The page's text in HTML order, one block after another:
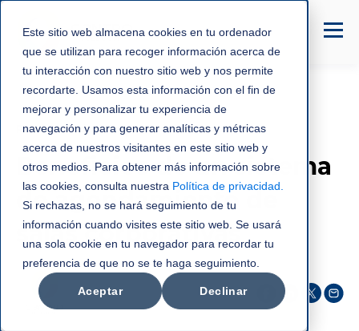
Este sitio web almacena cookies en tu ordenador
que se utilizan para recoger información acerca de
tu interacción con nuestro sitio web y nos permite
recordarte. Usamos esta información con el fin de
mejorar y personalizar tu experiencia de
navegación y para generar analíticas y métricas
acerca de nuestros visitantes en este sitio web y
otros medios. Para obtener más información sobre
las cookies, consulta nuestra Política de privacidad
Si rechazas, no se hará seguimiento de tu
información cuando visites este sitio web. Se usará
una sola cookie en tu navegador para recordar tu
preferencia de que no se te haga seguimiento.
Aceptar Declinar
Productividad Empresarial
Beneficios de un sistema
de agendamiento de
salas corporativas
C3NTRO Telecom
ago 29, 2019